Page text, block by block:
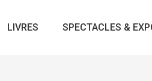
LIVRES SPECTACLES &